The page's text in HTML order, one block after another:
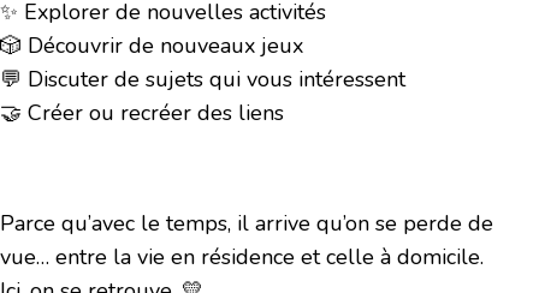
✨ Explorer de nouvelles activités
🎲 Découvrir de nouveaux jeux
💬 Discuter de sujets qui vous intéressent
🤝 Créer ou recréer des liens
Parce qu’avec le temps, il arrive qu’on se perde de
vue… entre la vie en résidence et celle à domicile.